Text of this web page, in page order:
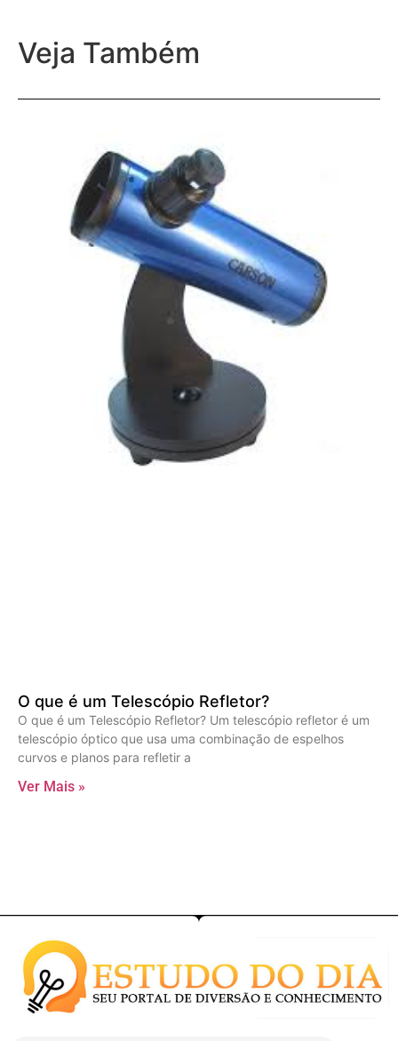
Veja Também
O que é um Telescópio Refletor?
O que é um Telescópio Refletor? Um telescópio refletor é um
telescópio óptico que usa uma combinação de espelhos
curvos e planos para refletir a
Ver Mais »